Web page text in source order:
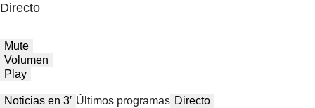
Directo
Mute
Volumen
Play
Noticias en 3′ Últimos programas Directo